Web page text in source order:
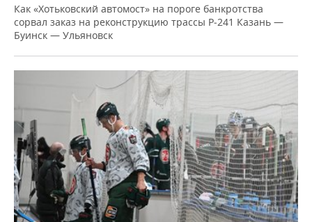
Как «Хотьковский автомост» на пороге банкротства
сорвал заказ на реконструкцию трассы Р‑241 Казань —
Буинск — Ульяновск